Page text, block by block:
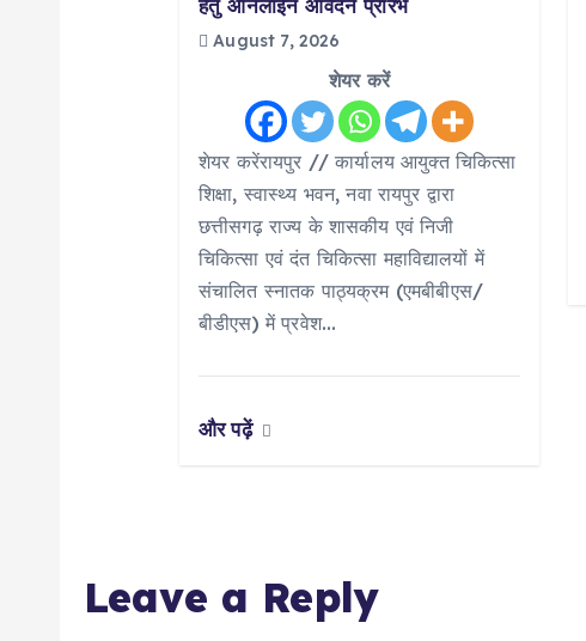
August 7, 2026
शेयर करें
शेयर करेंरायपुर // कार्यालय आयुक्त चिकित्सा
शिक्षा, स्वास्थ्य भवन, नवा रायपुर द्वारा
छत्तीसगढ़ राज्य के शासकीय एवं निजी
चिकित्सा एवं दंत चिकित्सा महाविद्यालयों में
संचालित स्नातक पाठ्यक्रम (एमबीबीएस/
बीडीएस) में प्रवेश…
और पढ़ें
Leave a Reply